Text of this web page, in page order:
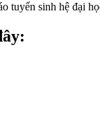
tuyển sinh hệ đại